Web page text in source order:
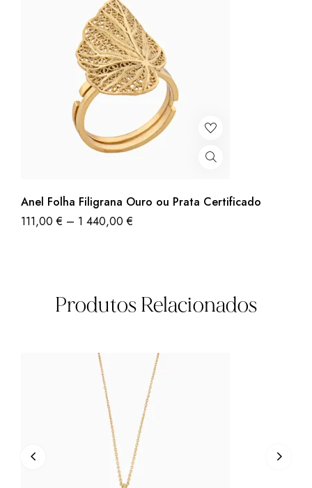
Anel Folha Filigrana Ouro ou Prata Certificado
111,00€ – 1 440,00€
Produtos Relacionados